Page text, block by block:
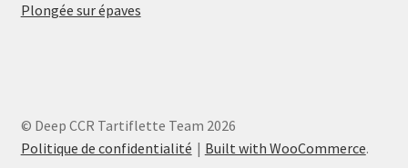
Plongée sur épaves
© Deep CCR Tartiflette Team 2026
Politique de confidentialité
Built with WooCommerce.